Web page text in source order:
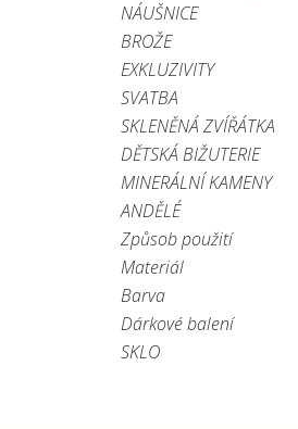
NÁUŠNICE
BROŽE
EXKLUZIVITY
SVATBA
SKLENĚNÁ ZVÍŘÁTKA
DĚTSKÁ BIŽUTERIE
MINERÁLNÍ KAMENY
ANDĚLÉ
Způsob použití
Materiál
Barva
Dárkové balení
SKLO